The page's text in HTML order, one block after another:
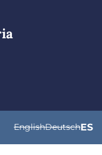
EnglishDeutschES